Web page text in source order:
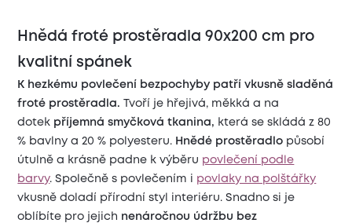
Hnědá froté prostěradla 90x200 cm pro
kvalitní spánek
K hezkému povlečení bezpochyby patří vkusně sladěná
froté prostěradla.Tvoří je hřejivá, měkká a na
dotek příjemná smyčková tkanina, která se skládá z 80
% bavlny a 20 % polyesteru. Hnědé prostěradlo působí
útulně a krásně padne k výběru povlečení podle
barvy. Společně s povlečením i povlaky na polštářky
vkusně doladí přírodní styl interiéru. Snadno si je
oblíbíte pro jejich nenáročnou údržbu bez